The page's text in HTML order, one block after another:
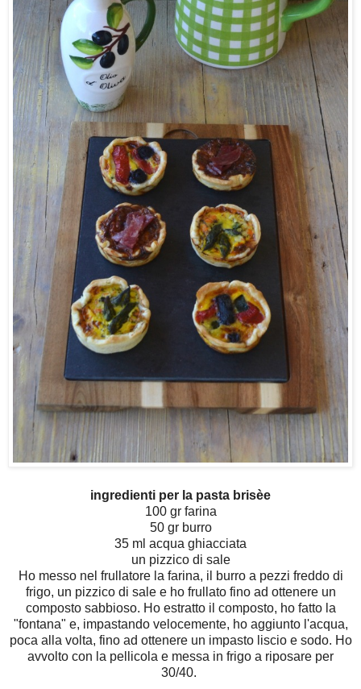
ingredienti per la pasta brisèe
100 gr farina
50 gr burro
35 ml acqua ghiacciata
un pizzico di sale
Ho messo nel frullatore la farina, il burro a pezzi freddo di
frigo, un pizzico di sale e ho frullato fino ad ottenere un
composto sabbioso. Ho estratto il composto, ho fatto la
"fontana" e, impastando velocemente, ho aggiunto l'acqua,
poca alla volta, fino ad ottenere un impasto liscio e sodo. Ho
avvolto con la pellicola e messa in frigo a riposare per
30/40.